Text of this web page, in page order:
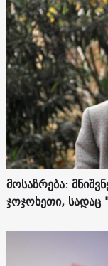
მოსაზრება:
ჯოჯოხეთი, სადაც